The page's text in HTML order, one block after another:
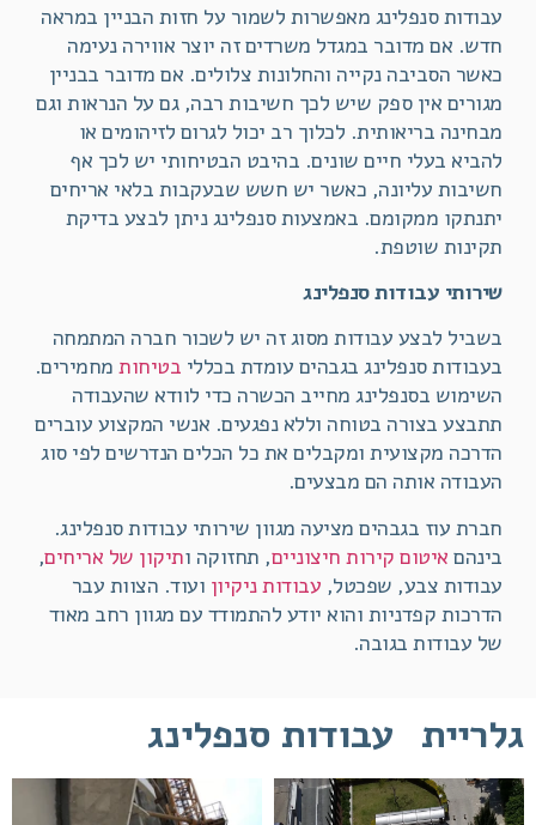
עבודות סנפלינג מאפשרות לשמור על חזות הבניין במראה
חדש. אם מדובר במגדל משרדים זה יוצר אווירה נעימה
כאשר הסביבה נקייה והחלונות צלולים. אם מדובר בבניין
מגורים אין ספק שיש לכך חשיבות רבה, גם על הנראות וגם
מבחינה בריאותית. לכלוך רב יכול לגרום לזיהומים או
להביא בעלי חיים שונים. בהיבט הבטיחותי יש לכך אף
חשיבות עליונה, כאשר יש חשש שבעקבות בלאי אריחים
יתנתקו ממקומם. באמצעות סנפלינג ניתן לבצע בדיקת
תקינות שוטפת.
שירותי עבודות סנפלינג
בשביל לבצע עבודות מסוג זה יש לשכור חברה המתמחה
בעבודות סנפלינג בגבהים עומדת בכללי בטיחותמחמירים.
השימוש בסנפלינג מחייב הכשרה כדי לוודא שהעבודה
תתבצע בצורה בטוחה וללא נפגעים. אנשי המקצוע עוברים
הדרכה מקצועית ומקבלים את כל הכלים הנדרשים לפי סוג
העבודה אותה הם מבצעים.
חברת עוז בגבהים מציעה מגוון שירותי עבודות סנפלינג.
בינהם איטום קירות חיצוניים, תחזוקה ותיקון של אריחים,
עבודות צבע, שפכטל, עבודות ניקיון ועוד. הצוות עבר
הדרכות קפדניות והוא יודע להתמודד עם מגוון רחב מאוד
של עבודות בגובה.
גלריית עבודות סנפלינג